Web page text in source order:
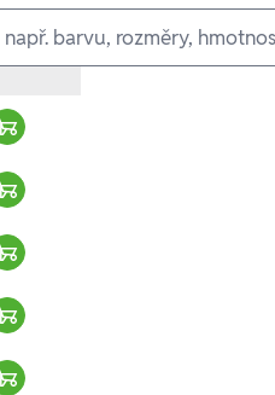
Warenkorb hinzufügen
Warenkorb hinzufügen
Warenkorb hinzufügen
Warenkorb hinzufügen
Warenkorb hinzufügen